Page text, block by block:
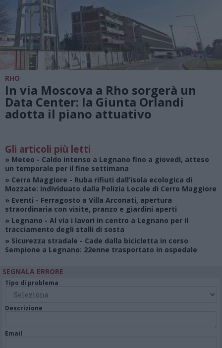
RHO
In via Moscova a Rho sorgerà un
Data Center: la Giunta Orlandi
adotta il piano attuativo
Gli articoli più letti
» Meteo - Caldo intenso a Legnano fino a giovedì, atteso
un temporale per il fine settimana
» Cerro Maggiore - Ruba rifiuti dall’isola ecologica di
Mozzate: individuato dalla Polizia Locale di Cerro Maggiore
» Eventi - Ferragosto a Villa Arconati, apertura
straordinaria con visite, pranzo e giardini aperti
» Legnano - Al via i lavori in centro a Legnano per il
tracciamento degli stalli di sosta
» Sicurezza stradale - Cade dalla bicicletta in corso
Sempione a Legnano: 22enne trasportato in ospedale
SEGNALA ERRORE
Tipo di problema
Descrizione
Email